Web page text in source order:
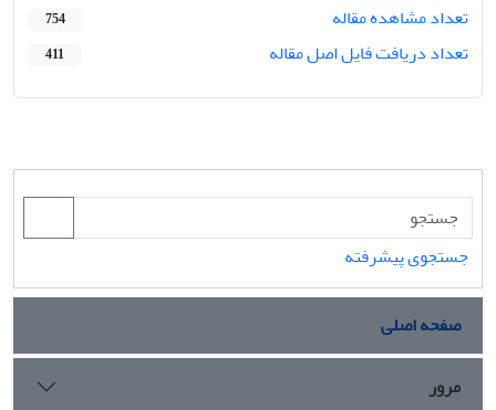
تعداد مشاهده مقاله
754
تعداد دریافت فایل اصل مقاله 411
جستجوی پیشرفته
صفحه اصلی
مرور